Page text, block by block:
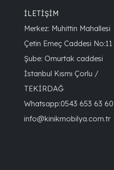
İLETİŞİM
Merkez: Muhittin Mahallesi
Çetin Emeç Caddesi No:11
Şube: Omurtak caddesi
İstanbul Kısmı Çorlu /
TEKİRDAĞ
Whatsapp:0543 653 63 60
info@kinikmobilya.com.tr